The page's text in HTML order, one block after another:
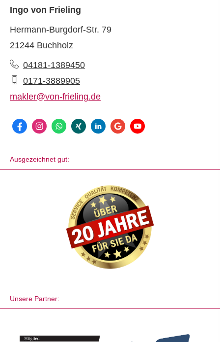
Ingo von Frieling
Hermann-Burgdorf-Str. 79
21244 Buchholz
04181-1389450
0171-3889905
makler@von-frieling.de
Ausgezeichnet gut:
Unsere Partner: